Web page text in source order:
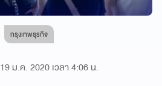
กรุงเทพธุรกิจ
19 ม.ค. 2020 เวลา 4:06 น.